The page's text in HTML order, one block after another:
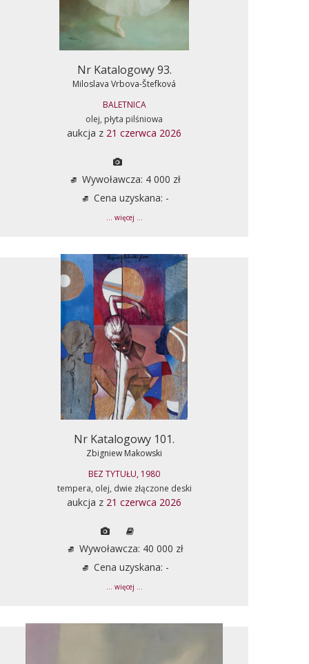
Nr Katalogowy 93.
Miloslava Vrbova-Štefková
BALETNICA
olej, płyta pilśniowa
aukcja z 21 czerwca 2026
Wywoławcza: 4 000 zł
Cena uzyskana: -
... więcej ...
Nr Katalogowy 101.
Zbigniew Makowski
BEZ TYTUŁU, 1980
tempera, olej, dwie złączone deski
aukcja z 21 czerwca 2026
Wywoławcza: 40 000 zł
Cena uzyskana: -
... więcej ...